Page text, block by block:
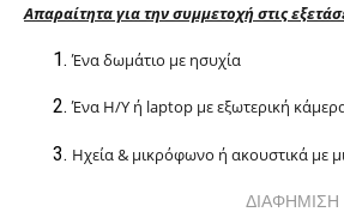
Απαραίτητα για την συμμετοχή στις
Ένα δωμάτιο με ησυχία
Ένα Η/Υ ή laptop με εξωτερική
Ηχεία & μικρόφωνο ή ακουστικά με
ΔΙΑΦΗΜΙΣΗ